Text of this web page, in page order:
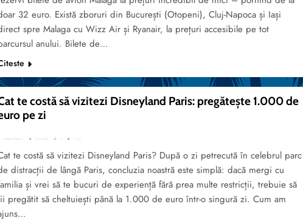
32 euro. Există zboruri din București (Otopeni), Cluj-Napoca și Iași
spre Malaga cu Wizz Air și Ryanair, la prețuri accesibile pe tot
anului. Bilete de…
te costă să vizitezi Disneyland Paris: pregătește 1.000 de
pe zi
Georgiana Petrescu
te costă să vizitezi Disneyland Paris? După o zi petrecută în celebrul parc
distracții de lângă Paris, concluzia noastră este simplă: dacă mergi cu
și vrei să te bucuri de experiență fără prea multe restricții, trebuie să
pregătit să cheltuiești până la 1.000 de euro într-o singură zi. Cum am